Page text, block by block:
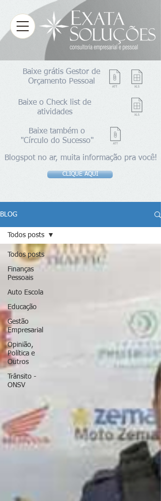
Blogspot no ar, muita informação pra você!
CLIQUE AQUI
Baixe grátis Gestor de
Orçamento Pessoal
Baixe também o
"Círculo do Sucesso"
Baixe o Check list de
atividades
BLOG
Todos posts
Finanças
Pessoais
Auto Escola
Educação
Gestão
Empresarial
Opinião,
Política e
Outros
Trânsito -
ONSV
Todos posts